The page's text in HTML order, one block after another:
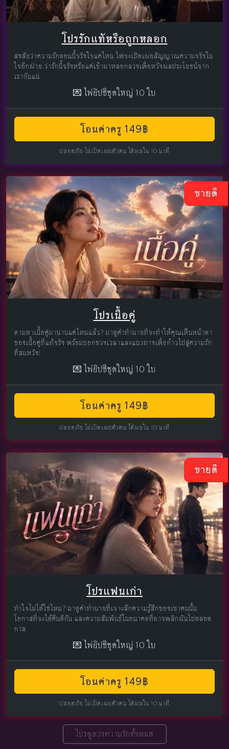
โปรรักแท้หรือถูกหลอก
สงสัยว่าความรักตอนนี้จริงใจแค่ไหน ไพ่จะเปิดเผยสัญญาณความจริงใน
ใจอีกฝ่าย ว่ารักนี้จริงหรือแค่เข้ามาหลอกลวงเพื่อหวังผลประโยชน์จาก
เรากันแน่
💌 ไพ่ยิปซีชุดใหญ่ 10 ใบ
โอนค่าครู 149฿
ปลอดภัย ไม่เปิดเผยตัวตน ได้ผลใน 10 นาที
ขายดี
โปรเนื้อคู่
ตามหาเนื้อคู่มานานแค่ไหนแล้ว? มาดูคำทำนายที่จะทำให้คุณเห็นหน้าตา
ของเนื้อคู่ที่แท้จริง พร้อมบอกช่วงเวลาและแนวทางเพื่อก้าวไปสู่ความรัก
ที่สมหวัง!
💌 ไพ่ยิปซีชุดใหญ่ 10 ใบ
โอนค่าครู 149฿
ปลอดภัย ไม่เปิดเผยตัวตน ได้ผลใน 10 นาที
ขายดี
โปรแฟนเก่า
ทำใจไม่ได้ใช่ไหม? มาดูคำทำนายที่เจาะลึกความรู้สึกของเขาคนนั้น
โอกาสที่จะได้คืนดีกัน และความสัมพันธ์ในอนาคตที่อาจพลิกผันไปตลอด
กาล
💌 ไพ่ยิปซีชุดใหญ่ 10 ใบ
โอนค่าครู 149฿
ปลอดภัย ไม่เปิดเผยตัวตน ได้ผลใน 10 นาที
โปรดูดวงความรักทั้งหมด